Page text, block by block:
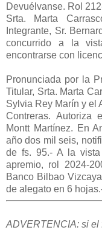
Devuélvanse. Rol
Srta. Marta
Integrante, Sr.
concurrido a la
encontrarse con
Pronunciada por la
Titular, Srta. Marta
Sylvia Rey Marín y el
Contreras. Autoriza
Montt Martínez. En
año dos mil seis,
de fs. 95.- A la
apremio, rol 2024-
Banco Bilbao
de alegato en 6
ADVERTENCIA: si el